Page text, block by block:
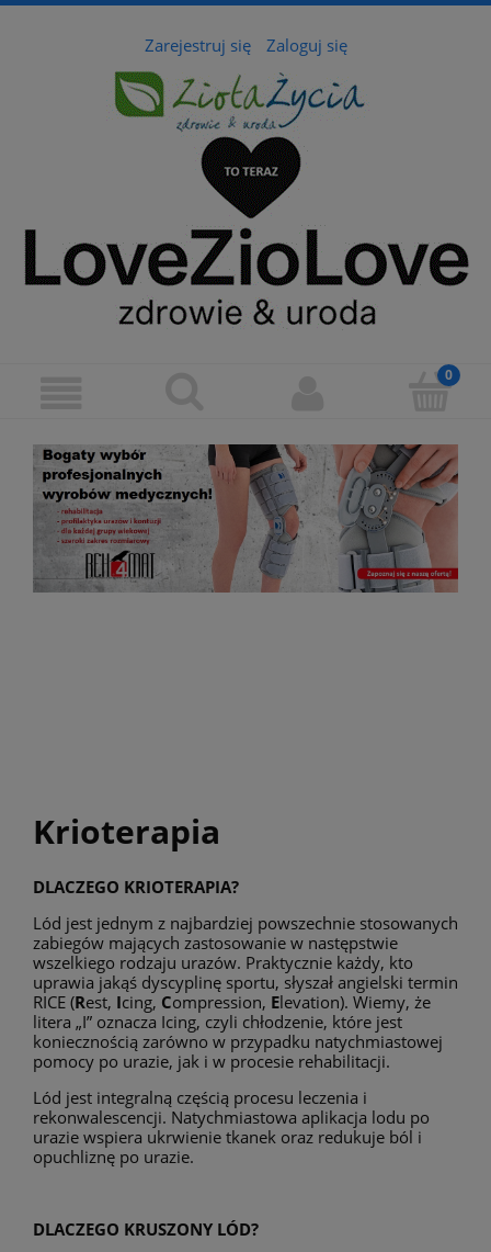
Zarejestruj się Zaloguj się
Krioterapia
DLACZEGO KRIOTERAPIA?
Lód jest jednym z najbardziej powszechnie stosowanych
zabiegów mających zastosowanie w następstwie
wszelkiego rodzaju urazów. Praktycznie każdy, kto
uprawia jakąś dyscyplinę sportu, słyszał angielski termin
RICE (Rest, Icing, Compression, Elevation). Wiemy, że
litera „I” oznacza Icing, czyli chłodzenie, które jest
koniecznością zarówno w przypadku natychmiastowej
pomocy po urazie, jak i w procesie rehabilitacji.
Lód jest integralną częścią procesu leczenia i
rekonwalescencji. Natychmiastowa aplikacja lodu po
urazie wspiera ukrwienie tkanek oraz redukuje ból i
opuchliznę po urazie.
DLACZEGO KRUSZONY LÓD?